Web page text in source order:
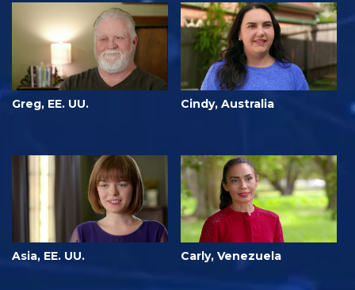
Greg, EE. UU. Cindy, Australia
Asia, EE. UU. Carly, Venezuela